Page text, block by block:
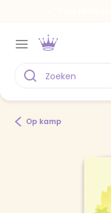
Op kamp